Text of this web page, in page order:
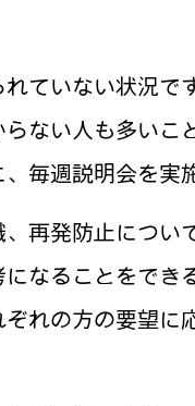
ていない状況で
ない人も多いこ
毎週説明会を実
再発防止につい
なることをでき
れの方の要望に